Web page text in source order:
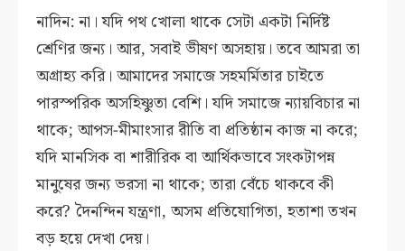
নাদিন: না। যদি পথ খোলা থাকে সেটা একটা নির্দিষ্ট
শ্রেণির জন্য। আর, সবাই ভীষণ অসহায়। তবে আমরা তা
অগ্রাহ্য করি। আমাদের সমাজে সহমর্মিতার চাইতে
পারস্পরিক অসহিষ্ণুতা বেশি। যদি সমাজে ন্যায়বিচার না
থাকে; আপস-মীমাংসার রীতি বা প্রতিষ্ঠান কাজ না করে;
যদি মানসিক বা শারীরিক বা আর্থিকভাবে সংকটাপন্ন
মানুষের জন্য ভরসা না থাকে; তারা বেঁচে থাকবে কী
করে? দৈনন্দিন যন্ত্রণা, অসম প্রতিযোগিতা, হতাশা তখন
বড় হয়ে দেখা দেয়।